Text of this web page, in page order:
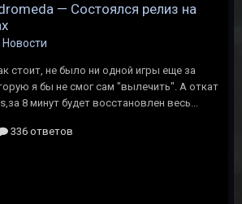
— Состоялся релиз на
Новости
стоит, не было ни одной игры еще за
я бы не смог сам "вылечить". А откат
8 минут будет восстановлен весь...
336 ответов